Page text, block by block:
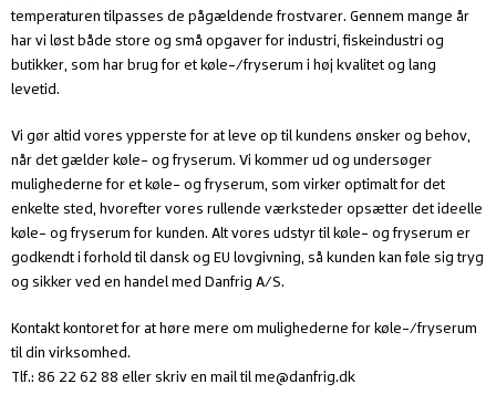
temperaturen tilpasses de pågældende frostvarer. Gennem mange år
har vi løst både store og små opgaver for industri, fiskeindustri og
butikker, som har brug for et køle-/fryserum i høj kvalitet og lang
levetid.
Vi gør altid vores ypperste for at leve op til kundens ønsker og behov,
når det gælderkøle- og fryserum. Vi kommer ud og undersøger
mulighederne for etkøle- og fryserum, som virker optimalt for det
enkelte sted, hvorefter vores rullende værksteder opsætter det ideelle
køle- og fryserumfor kunden. Alt vores udstyr tilkøle- og fryserum er
godkendt i forhold til dansk og EU lovgivning, så kunden kan føle sig tryg
og sikker ved en handel med Danfrig A/S.
Kontakt kontoret for at høre mere om mulighederne for køle-/fryserum
til din virksomhed.
Tlf.: 86 22 62 88 eller skriv en mail til me@danfrig.dk